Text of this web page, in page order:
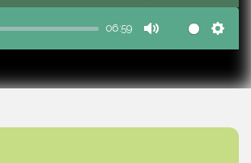
06:59
Mute